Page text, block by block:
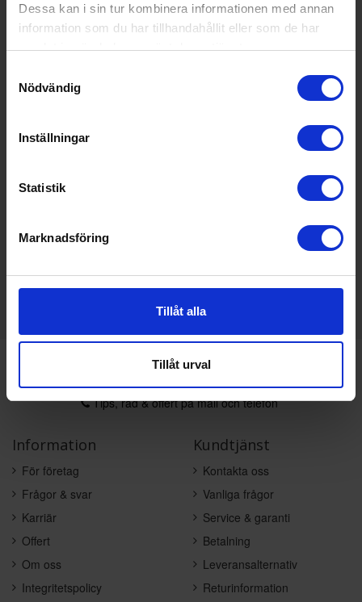
Dessa kan i sin tur kombinera informationen med annan
information som du har tillhandahållit eller som de har
samlat in när du har använt deras tjänster.
Nödvändig
Inställningar
Statistik
Marknadsföring
Tillåt alla
Tillåt urval
EmerioRS129355
256:-
KÖP
Tips, råd & offert på mail och telefon
Information
För företag
Frågor & svar
Karriär
Offert
Om oss
Integritetspolicy
Kundtjänst
Kontakta oss
Vanliga frågor
Service & garanti
Betalning
Leveransalternativ
Returinformation